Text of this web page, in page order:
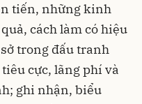
tiến, những kinh
cách làm có hiệu
trong đấu tranh
cực, lãng phí và
ghi nhận, biểu